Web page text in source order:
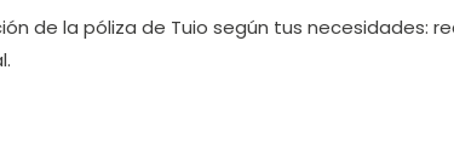
de la póliza de Tuio según tus necesidades: